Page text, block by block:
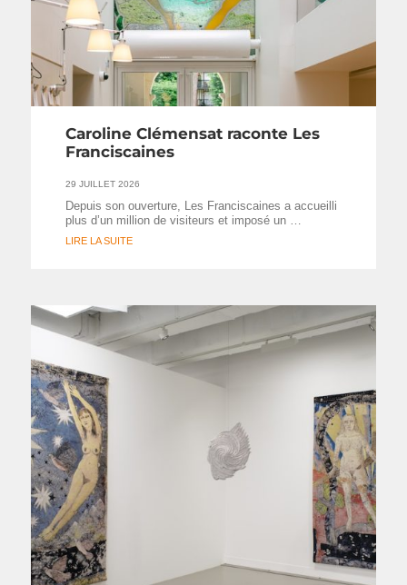
Caroline Clémensat raconte Les
Franciscaines
29 JUILLET 2026
Depuis son ouverture, Les Franciscaines a accueilli
plus d’un million de visiteurs et imposé un …
LIRE LA SUITE